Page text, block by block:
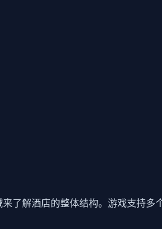
了解酒店的整体结构。游戏支持多